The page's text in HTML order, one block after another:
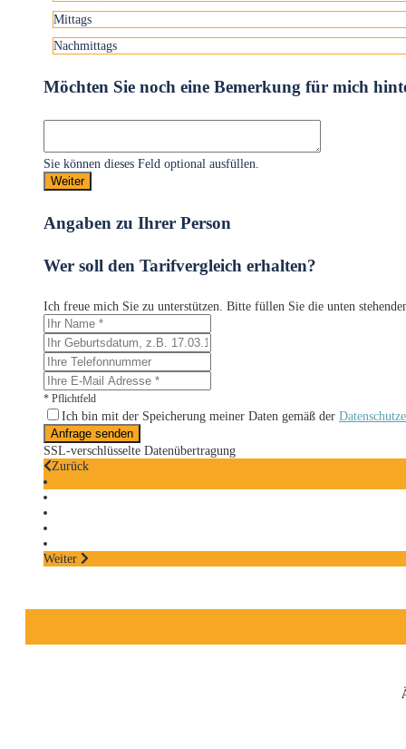
Mittags
Nachmittags
Möchten Sie noch eine Bemerkung für mich
Sie können dieses Feld optional ausfüllen.
Weiter
Angaben zu Ihrer Person
Wer soll den Tarifvergleich erhalten?
Ich freue mich Sie zu unterstützen. Bitte füllen Sie die unten
* Pflichtfeld
Ich bin mit der Speicherung meiner Daten gemäß der
Anfrage senden
SSL-verschlüsselte Datenübertragung
Zurück
Weiter